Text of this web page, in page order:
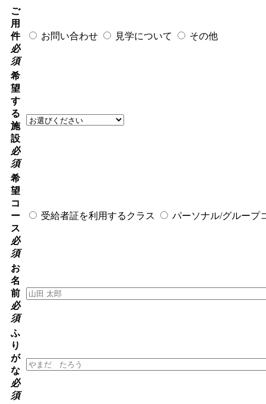
ご
用
件
必
須
お問い合わせ 見学について その他
希
望
す
る
施
設
必
須
希
望
コ
ー
ス
必
須
受給者証を利用するクラス パーソナル/グループ
お
名
前
必
須
ふ
り
が
な
必
須